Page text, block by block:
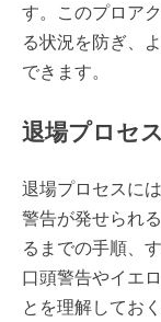
す。このプロア
る状況を防ぎ、
できます。
退場プロセ
退場プロセスに
警告が発せられ
るまでの手順、
口頭警告やイエ
とを理解してお